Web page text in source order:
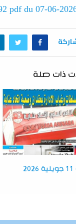
pdf du 07-06-
ذات صلة